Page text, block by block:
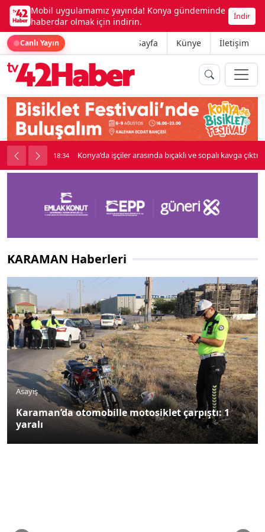
Mobil uygulamamız yayında! Konya gündeminde
haberdar olmak için indirin.
İndir
Canlı Yayın Ana Sayfa Künye İletişim
18:34 Konya’da işçiler arasında bıçaklı ve sopalı kavga çıktı
KARAMAN Haberleri
Asayiş
Karaman’da otomobille motosiklet çarpıştı: 1
yaralı